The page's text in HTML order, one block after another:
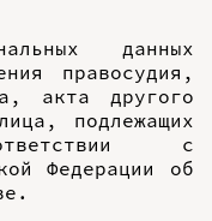
данных
правосудия,
акта другого
подлежащих
с
Федерации об